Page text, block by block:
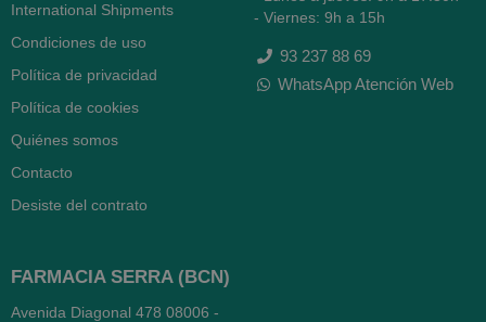
International Shipments
Condiciones de uso
Política de privacidad
Política de cookies
Quiénes somos
Contacto
Desiste del contrato
- Viernes: 9h a 15h
93 237 88 69
WhatsApp Atención Web
FARMACIA SERRA (BCN)
Avenida Diagonal 478 08006 -